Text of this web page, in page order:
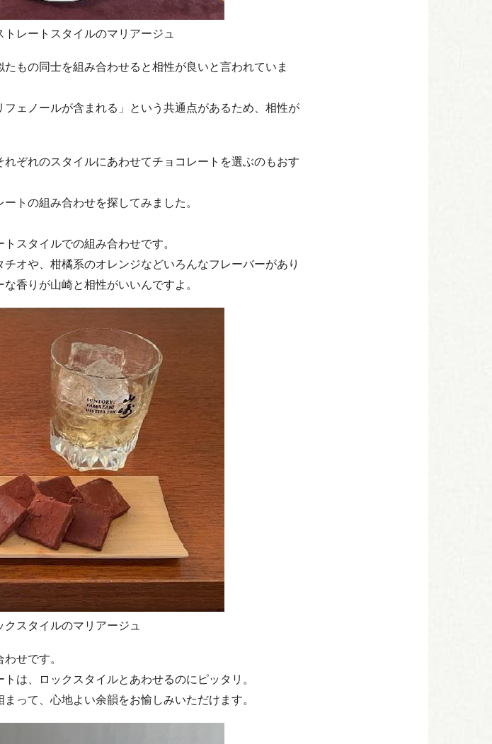
レートスタイルのマリアージュ
もの同士を組み合わせると相性が良いと言われていま
ェノールが含まれる」という共通点があるため、相性が
ぞれのスタイルにあわせてチョコレートを選ぶのもおす
トの組み合わせを探してみました。
スタイルでの組み合わせです。
オや、柑橘系のオレンジなどいろんなフレーバーがあり
香りが山崎と相性がいいんですよ。
スタイルのマリアージュ
せです。
は、ロックスタイルとあわせるのにピッタリ。
って、心地よい余韻をお愉しみいただけます。